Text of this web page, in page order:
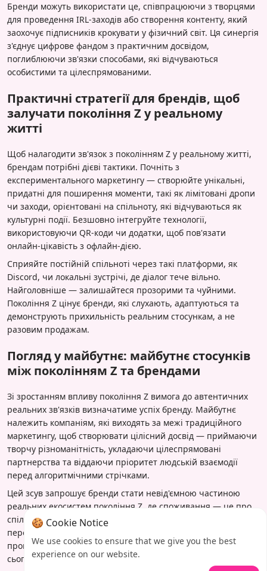
Бренди можуть використати це, співпрацюючи з творцями
для проведення IRL-заходів або створення контенту, який
заохочує підписників крокувати у фізичний світ. Ця синергія
з'єднує цифрове фандом з практичним досвідом,
поглиблюючи зв'язки способами, які відчуваються
особистими та цілеспрямованими.
Практичні стратегії для брендів, щоб
залучати покоління Z у реальному
житті
Щоб налагодити зв'язок з поколінням Z у реальному житті,
брендам потрібні дієві тактики. Почніть з
експериментального маркетингу — створюйте унікальні,
придатні для поширення моменти, такі як лімітовані дропи
чи заходи, орієнтовані на спільноту, які відчуваються як
культурні події. Безшовно інтегруйте технології,
використовуючи QR-коди чи додатки, щоб пов'язати
онлайн-цікавість з офлайн-дією.
Сприяйте постійній спільноті через такі платформи, як
Discord, чи локальні зустрічі, де діалог тече вільно.
Найголовніше — залишайтеся прозорими та чуйними.
Покоління Z цінує бренди, які слухають, адаптуються та
демонструють прихильність реальним стосункам, а не
разовим продажам.
Погляд у майбутнє: майбутнє стосунків
між поколінням Z та брендами
Зі зростанням впливу покоління Z вимога до автентичних
реальних зв'язків визначатиме успіх бренду. Майбутнє
належить компаніям, які виходять за межі традиційного
маркетингу, щоб створювати цілісний досвід — приймаючи
творчу різноманітність, укладаючи цілеспрямовані
партнерства та віддаючи пріоритет людській взаємодії
перед алгоритмічними стрічками.
Цей зсув запрошує бренди стати невід'ємною частиною
реальних екосистем покоління Z, де споживання — це про
спільні цінності та колективні моменти. Сприяючи цьому
переходу, бізнеси можуть будувати міцні зв'язки, які
процвітають поза цифровим шумом, перетворюючи
сьогоднішні тренди на завтрашні традиції.
🍪 Cookie Notice
We use cookies to ensure that we give you the best
experience on our website.